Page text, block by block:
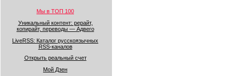
Мы в ТОП 100
Уникальный контент: рерайт,
копирайт, переводы — Адвего
LiveRSS: Каталог русскоязычных
RSS-каналов
Открыть реальный счет
Мой Дзен